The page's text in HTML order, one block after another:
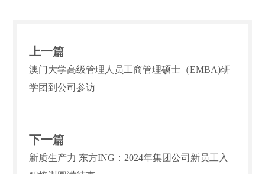
上一篇
澳门大学高级管理人员工商管理硕士（EMBA)研
学团到公司参访
下一篇
新质生产力 东方ING：2024年集团公司新员工入